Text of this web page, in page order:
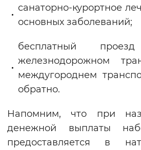
санаторно-курортное
основных заболеваний;
бесплатный
железнодорожном
междугороднем
обратно.
Напомним, что при
денежной выплаты
предоставляется в